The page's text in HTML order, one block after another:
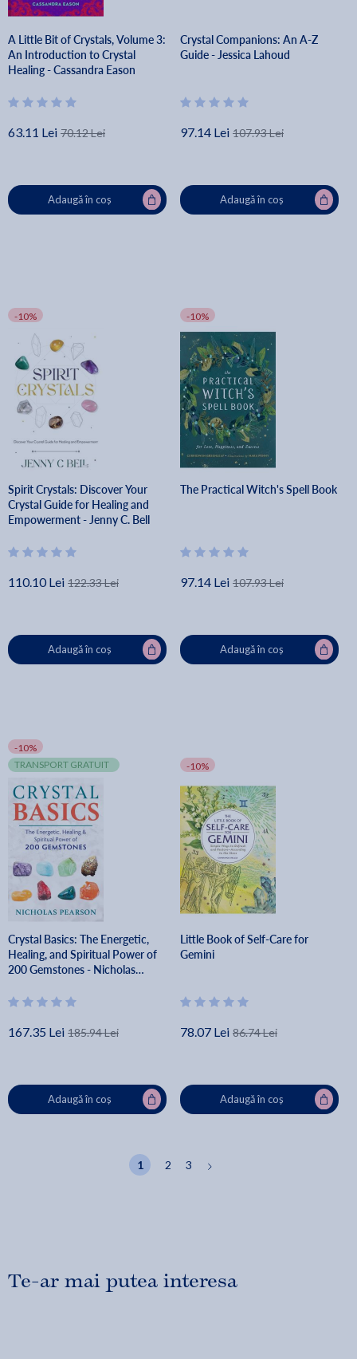
A Little Bit of Crystals, Volume 3:
An Introduction to Crystal
Healing - Cassandra Eason
63.11 Lei 70.12 Lei
Adaugă în coș
Crystal Companions: An A-Z
Guide - Jessica Lahoud
97.14 Lei 107.93 Lei
Adaugă în coș
-10%
Spirit Crystals: Discover Your
Crystal Guide for Healing and
Empowerment - Jenny C. Bell
110.10 Lei 122.33 Lei
Adaugă în coș
-10%
The Practical Witch's Spell Book
97.14 Lei 107.93 Lei
Adaugă în coș
-10%
TRANSPORT GRATUIT
Crystal Basics: The Energetic,
Healing, and Spiritual Power of
200 Gemstones - Nicholas
167.35 Lei 185.94 Lei
Adaugă în coș
-10%
Little Book of Self-Care for
Gemini
78.07 Lei 86.74 Lei
Adaugă în coș
1 2 3
Te-ar mai putea interesa